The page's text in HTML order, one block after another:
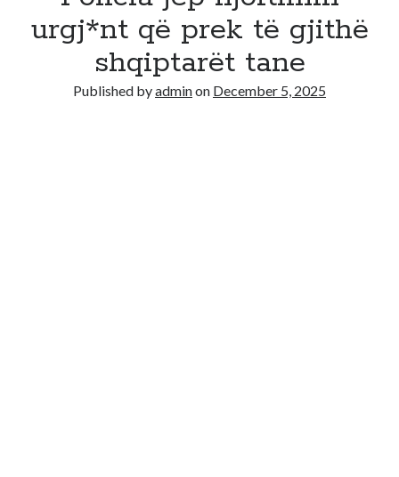
urgj*nt që prek të gjithë
shqiptarët tane
Published byadminon December 5, 2025